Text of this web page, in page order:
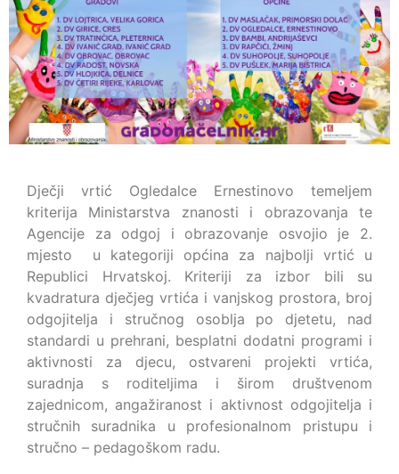
Dječji vrtić Ogledalce Ernestinovo temeljem
kriterija Ministarstva znanosti i obrazovanja te
Agencije za odgoj i obrazovanje osvojio je 2.
mjesto u kategoriji općina za najbolji vrtić u
Republici Hrvatskoj. Kriteriji za izbor bili su
kvadratura dječjeg vrtića i vanjskog prostora, broj
odgojitelja i stručnog osoblja po djetetu, nad
standardi u prehrani, besplatni dodatni programi i
aktivnosti za djecu, ostvareni projekti vrtića,
suradnja s roditeljima i širom društvenom
zajednicom, angažiranost i aktivnost odgojitelja i
stručnih suradnika u profesionalnom pristupu i
stručno – pedagoškom radu.